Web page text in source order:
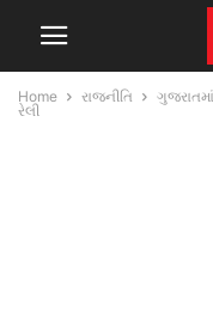
Home રાજનીતિ
રેલી